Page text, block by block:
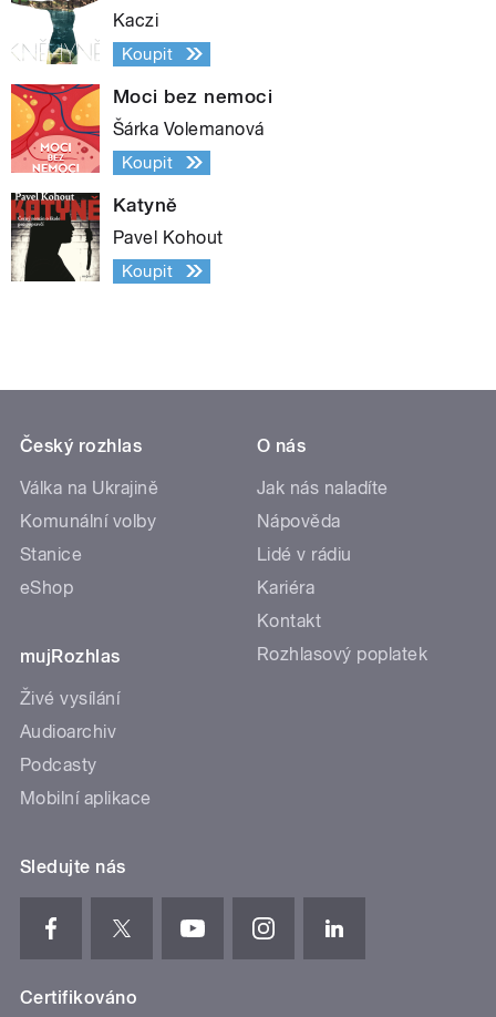
Kaczi
Koupit
Moci bez nemoci
Šárka Volemanová
Koupit
Katyně
Pavel Kohout
Koupit
Český rozhlas
Válka na Ukrajině
Komunální volby
Stanice
eShop
mujRozhlas
Živé vysílání
Audioarchiv
Podcasty
Mobilní aplikace
O nás
Jak nás naladíte
Nápověda
Lidé v rádiu
Kariéra
Kontakt
Rozhlasový poplatek
Sledujte nás
Certifikováno